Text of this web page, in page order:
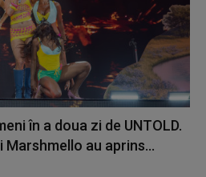
în a doua zi de UNTOLD.
au aprins...